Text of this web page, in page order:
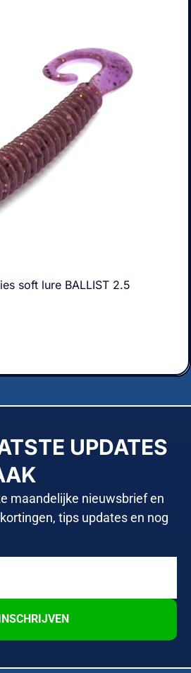
soft lure BALLIST 2.5
UPDATES
maandelijke nieuwsbrief en
tips updates en nog
INSCHRIJVEN